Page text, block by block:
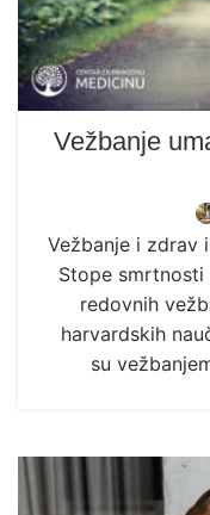
Vežbanje
Vežbanje i zdrav
Stope smrtnosti
redovnih
harvardskih
su